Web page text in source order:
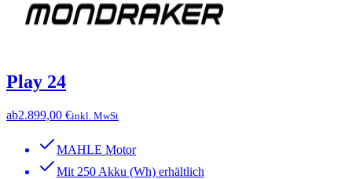
Play 24
ab2.899,00 €inkl. MwSt
MAHLE Motor
Mit 250 Akku (Wh) erhältlich